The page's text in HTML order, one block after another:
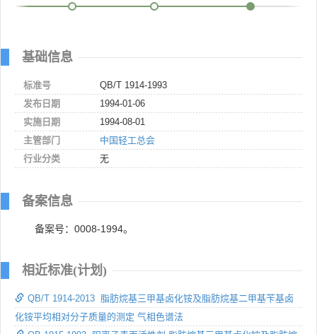
基础信息
标准号
QB/T 1914-1993
发布日期
1994-01-06
实施日期
1994-08-01
主管部门
中国轻工总会
行业分类
无
备案信息
备案号：0008-1994。
相近标准(计划)
QB/T 1914-2013 脂肪烷基三甲基卤化铵及脂肪烷基二甲基苄基卤
化铵平均相对分子质量的测定 气相色谱法